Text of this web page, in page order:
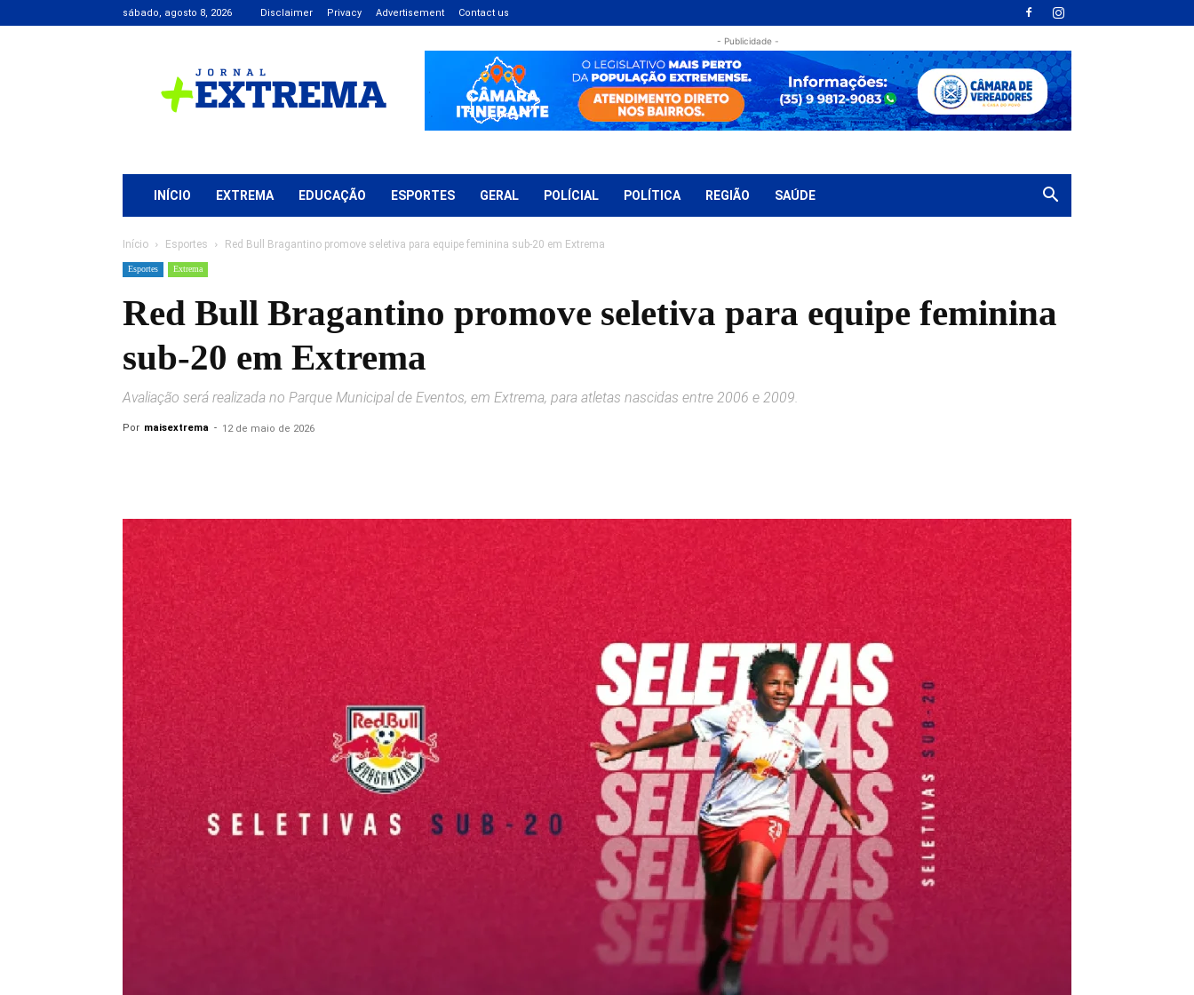
sábado, agosto 8, 2026 Disclaimer Privacy Advertisement Contact us
Extrema
- Publicidade -
INÍCIO EXTREMA EDUCAÇÃO ESPORTES GERAL POLÍCIAL POLÍTICA REGIÃO SAÚDE
Início Esportes Red Bull Bragantino promove seletiva para equipe feminina sub-20 em Extrema
Esportes Extrema
Red Bull Bragantino promove seletiva para equipe feminina
sub-20 em Extrema
Avaliação será realizada no Parque Municipal de Eventos, em Extrema, para atletas nascidas entre 2006 e 2009.
Por maisextrema - 12 de maio de 2026